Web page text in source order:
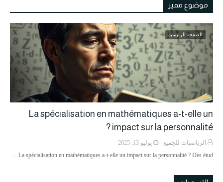
موضوع مميز
الصفحة الرئيسية
La spécialisation en mathématiques a-t-elle un
impact sur la personnalité ?
الرياضيات للجميع
يوليو 13, 2025
La spécialisation en mathématiques a-t-elle un impact sur la personnalité ? Des étud…